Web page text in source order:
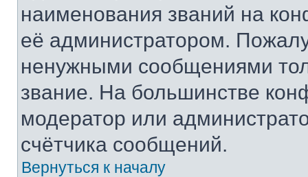
наименования званий на
её администратором.
ненужными сообщениями
звание. На большинстве
модератор или
счётчика сообщений.
Вернуться к началу